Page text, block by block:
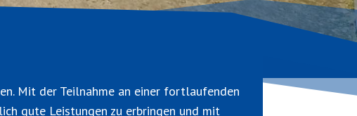
Mit der Teilnahme an einer fortlaufenden
gute Leistungen zu erbringen und mit